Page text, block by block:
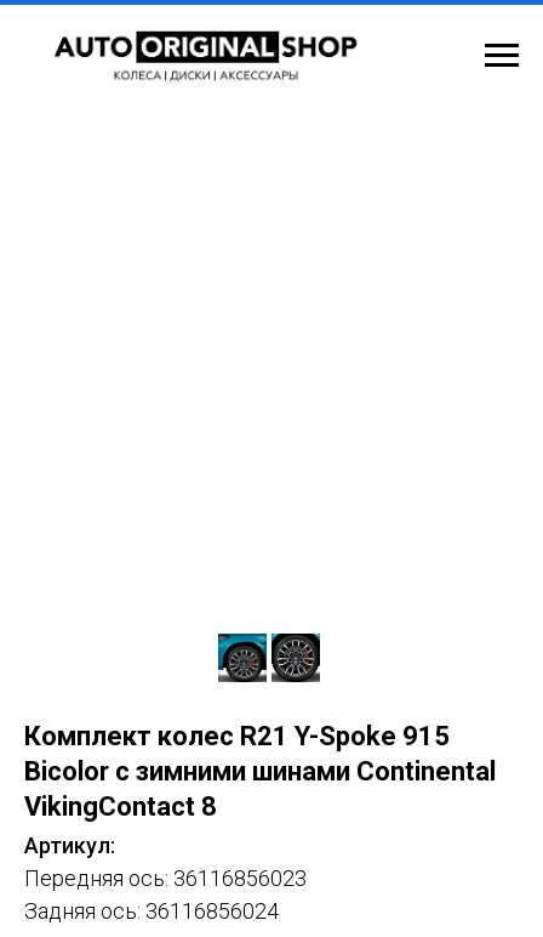
Комплект колес R21 Y-Spoke 915
Bicolor с зимними шинами Continental
VikingContact 8
Артикул:
Передняя ось: 36116856023
Задняя ось: 36116856024